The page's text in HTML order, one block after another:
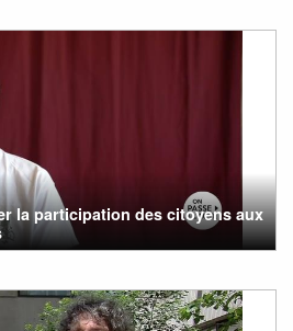
la participation des citoyens aux